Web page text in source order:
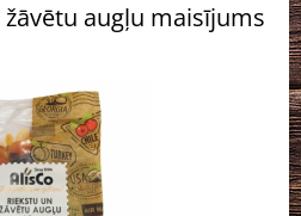
žāvētu augļu maisījums